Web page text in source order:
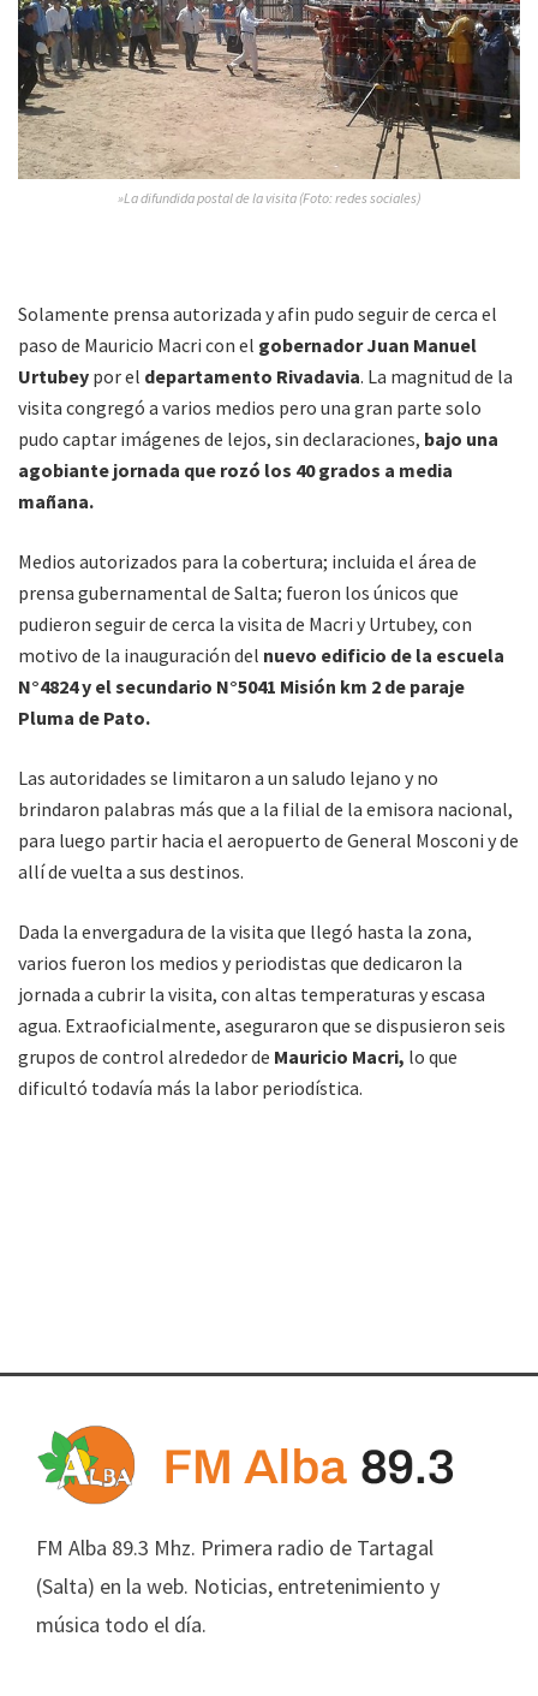
»La difundida postal de la visita (Foto: redes sociales)
Solamente prensa autorizada y afin pudo seguir de cerca el
paso de Mauricio Macri con el gobernador Juan Manuel
Urtubey por el departamento Rivadavia. La magnitud de la
visita congregó a varios medios pero una gran parte solo
pudo captar imágenes de lejos, sin declaraciones, bajo una
agobiante jornada que rozó los 40 grados a media
mañana.
Medios autorizados para la cobertura; incluida el área de
prensa gubernamental de Salta; fueron los únicos que
pudieron seguir de cerca la visita de Macri y Urtubey, con
motivo de la inauguración del nuevo edificio de la escuela
N°4824 y el secundario N°5041 Misión km 2 de paraje
Pluma de Pato.
Las autoridades se limitaron a un saludo lejano y no
brindaron palabras más que a la filial de la emisora nacional,
para luego partir hacia el aeropuerto de General Mosconi y de
allí de vuelta a sus destinos.
Dada la envergadura de la visita que llegó hasta la zona,
varios fueron los medios y periodistas que dedicaron la
jornada a cubrir la visita, con altas temperaturas y escasa
agua. Extraoficialmente, aseguraron que se dispusieron seis
grupos de control alrededor de Mauricio Macri, lo que
dificultó todavía más la labor periodística.
FM Alba 89.3 Mhz. Primera radio de Tartagal
(Salta) en la web. Noticias, entretenimiento y
música todo el día.